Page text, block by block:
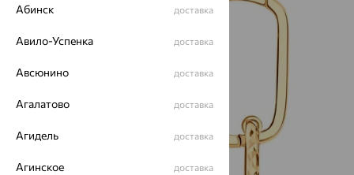
Абинск доставка
Авило-Успенка доставка
Авсюнино доставка
Агалатово доставка
Агидель доставка
Агинское доставка